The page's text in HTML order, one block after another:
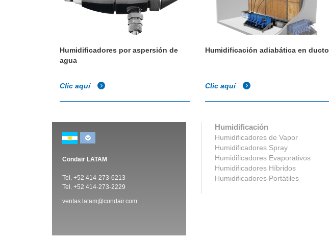
Humidificadores por aspersión de
agua
Clic aquí
Humidificación adiabática en ducto
Clic aquí
Condair LATAM
Tel. +52 414-273-6213
Tel. +52 414-273-2229
ventas.latam@condair.com
Humidificación
Humidificadores de Vapor
Humidificadores Spray
Humidificadores Evaporativos
Humidificadores Híbridos
Humidificadores Portátiles